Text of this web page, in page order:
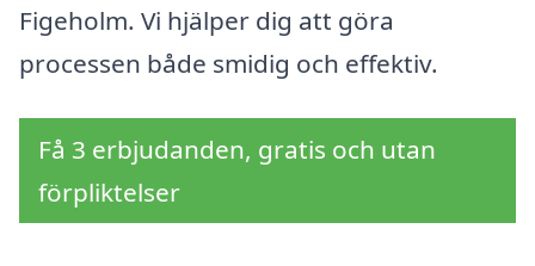
Figeholm. Vi hjälper dig att göra
processen både smidig och effektiv.
Få 3 erbjudanden, gratis och utan
förpliktelser